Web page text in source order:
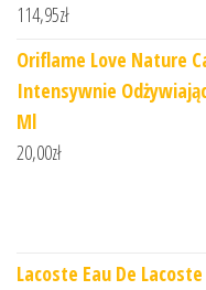
114,95zł
Oriflame Love Nature
Intensywnie
Ml
20,00zł
Lacoste Eau De